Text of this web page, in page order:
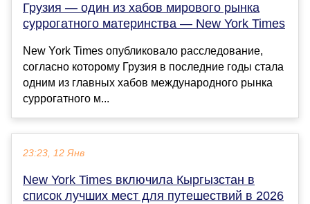
Грузия — один из хабов мирового рынка
суррогатного материнства — New York Times
New York Times опубликовало расследование,
согласно которому Грузия в последние годы стала
одним из главных хабов международного рынка
суррогатного м...
23:23, 12 Янв
New York Times включила Кыргызстан в
список лучших мест для путешествий в 2026